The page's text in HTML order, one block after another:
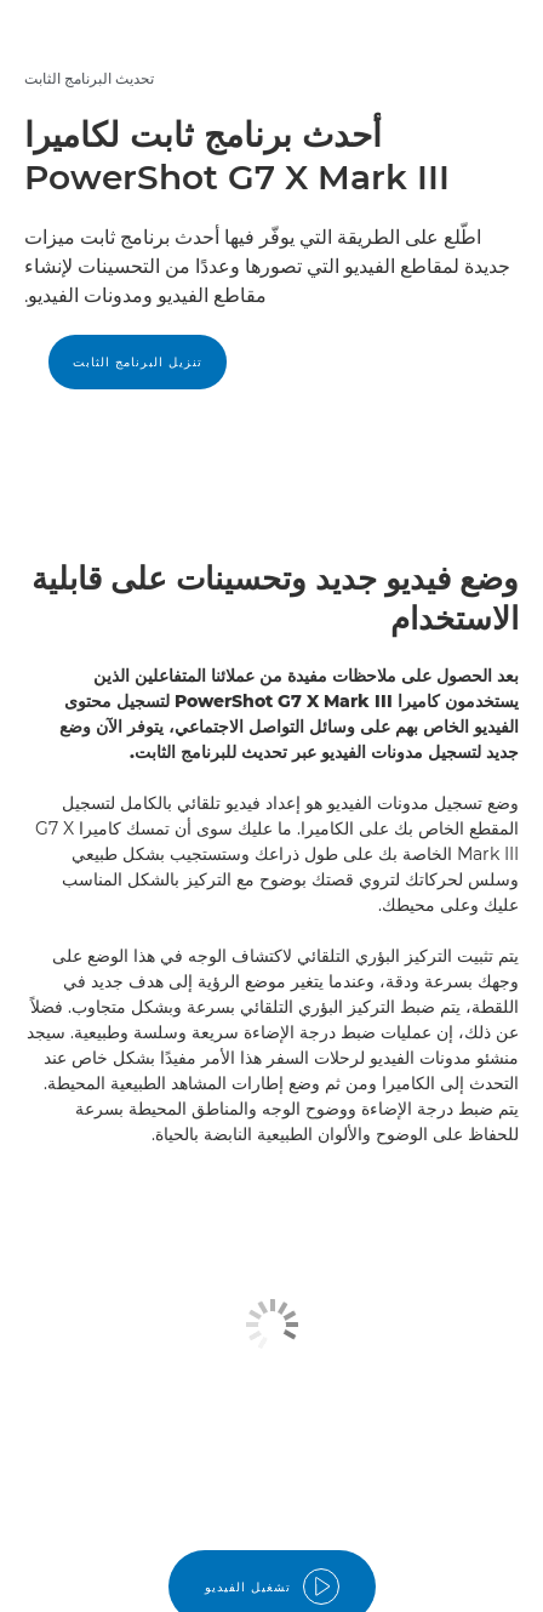
تحديث البرنامج الثابت
أحدث برنامج ثابت لكاميرا
PowerShot G7 X Mark III
اطّلع على الطريقة التي يوفّر فيها أحدث برنامج ثابت ميزات
جديدة لمقاطع الفيديو التي تصورها وعددًا من التحسينات لإنشاء
مقاطع الفيديو ومدونات الفيديو.
تنزيل البرنامج الثابت
وضع فيديو جديد وتحسينات على قابلية
الاستخدام
بعد الحصول على ملاحظات مفيدة من عملائنا المتفاعلين الذين
يستخدمون كاميرا PowerShot G7 X Mark III لتسجيل محتوى
الفيديو الخاص بهم على وسائل التواصل الاجتماعي، يتوفر الآن وضع
جديد لتسجيل مدونات الفيديو عبر تحديث للبرنامج الثابت.
وضع تسجيل مدونات الفيديو هو إعداد فيديو تلقائي بالكامل لتسجيل
المقطع الخاص بك على الكاميرا. ما عليك سوى أن تمسك كاميرا G7 X
Mark III الخاصة بك على طول ذراعك وستستجيب بشكل طبيعي
وسلس لحركاتك لتروي قصتك بوضوح مع التركيز بالشكل المناسب
عليك وعلى محيطك.
يتم تثبيت التركيز البؤري التلقائي لاكتشاف الوجه في هذا الوضع على
وجهك بسرعة ودقة، وعندما يتغير موضع الرؤية إلى هدف جديد في
اللقطة، يتم ضبط التركيز البؤري التلقائي بسرعة وبشكل متجاوب. فضلاً
عن ذلك، إن عمليات ضبط درجة الإضاءة سريعة وسلسة وطبيعية. سيجد
منشئو مدونات الفيديو لرحلات السفر هذا الأمر مفيدًا بشكل خاص عند
التحدث إلى الكاميرا ومن ثم وضع إطارات المشاهد الطبيعية المحيطة.
يتم ضبط درجة الإضاءة ووضوح الوجه والمناطق المحيطة بسرعة
للحفاظ على الوضوح والألوان الطبيعية النابضة بالحياة.
تشغيل الفيديو